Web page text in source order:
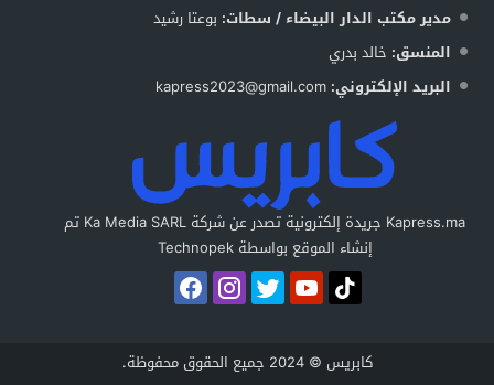
مدير مكتب الدار البيضاء / سطات: بوعتا رشيد
المنسق: خالد بدري
البريد الإلكتروني: kapress2023@gmail.com
Kapress.ma جريدة إلكترونية تصدر عن شركة Ka Media SARL تم
إنشاء الموقع بواسطة Technopek
كابريس © 2024 جميع الحقوق محفوظة.